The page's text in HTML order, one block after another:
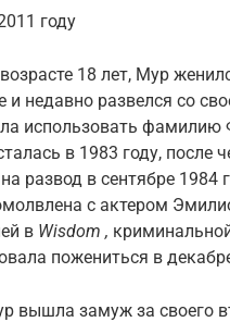
году
18 лет, Мур
и недавно развелся со
использовать фамилию
в 1983 году,
развод в сентябре 1984
​​с актером
в Wisdom ,
пожениться в
вышла замуж за своего